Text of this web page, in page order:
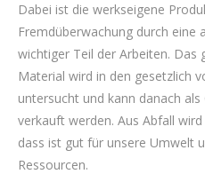
Dabei ist die werkseigene
Fremdüberwachung durch eine
wichtiger Teil der Arbeiten. Das
Material wird in den gesetzlich
untersucht und kann danach
verkauft werden. Aus Abfall
dass ist gut für unsere Umwelt
Ressourcen.